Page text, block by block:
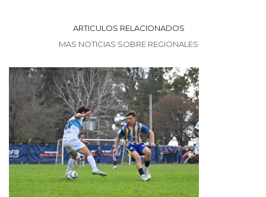
ARTICULOS RELACIONADOS
MAS NOTICIAS SOBRE REGIONALES